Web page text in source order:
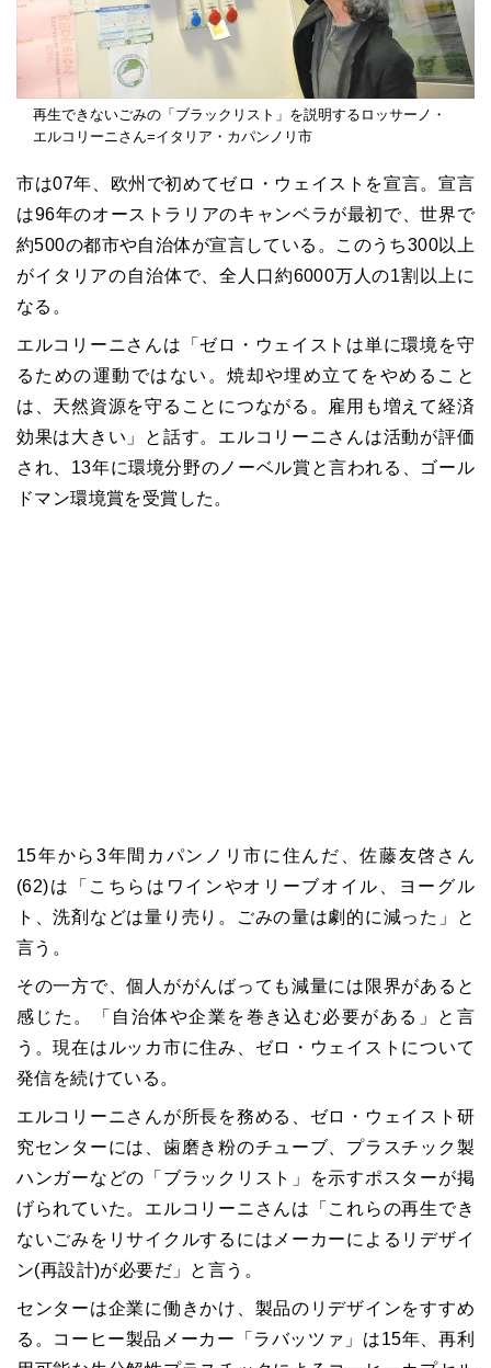
再生できないごみの「ブラックリスト」を説明するロッサーノ・
エルコリーニさん=イタリア・カパンノリ市
市は07年、欧州で初めてゼロ・ウェイストを宣言。宣言
は96年のオーストラリアのキャンベラが最初で、世界で
約500の都市や自治体が宣言している。このうち300以上
がイタリアの自治体で、全人口約6000万人の1割以上に
なる。
エルコリーニさんは「ゼロ・ウェイストは単に環境を守
るための運動ではない。焼却や埋め立てをやめること
は、天然資源を守ることにつながる。雇用も増えて経済
効果は大きい」と話す。エルコリーニさんは活動が評価
され、13年に環境分野のノーベル賞と言われる、ゴール
ドマン環境賞を受賞した。
15年から3年間カパンノリ市に住んだ、佐藤友啓さん
(62)は「こちらはワインやオリーブオイル、ヨーグル
ト、洗剤などは量り売り。ごみの量は劇的に減った」と
言う。
その一方で、個人ががんばっても減量には限界があると
感じた。「自治体や企業を巻き込む必要がある」と言
う。現在はルッカ市に住み、ゼロ・ウェイストについて
発信を続けている。
エルコリーニさんが所長を務める、ゼロ・ウェイスト研
究センターには、歯磨き粉のチューブ、プラスチック製
ハンガーなどの「ブラックリスト」を示すポスターが掲
げられていた。エルコリーニさんは「これらの再生でき
ないごみをリサイクルするにはメーカーによるリデザイ
ン(再設計)が必要だ」と言う。
センターは企業に働きかけ、製品のリデザインをすすめ
る。コーヒー製品メーカー「ラバッツァ」は15年、再利